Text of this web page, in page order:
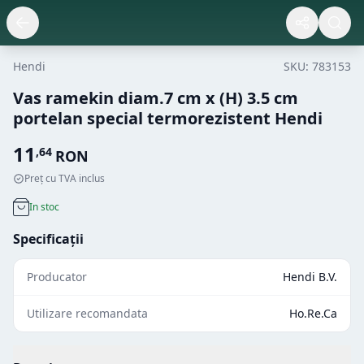
Hendi SKU: 783153
Vas ramekin diam.7 cm x (H) 3.5 cm
portelan special termorezistent Hendi
11 ,64 RON
Preț cu TVA inclus
In stoc
Specificații
Producator Hendi B.V.
Utilizare recomandata Ho.Re.Ca